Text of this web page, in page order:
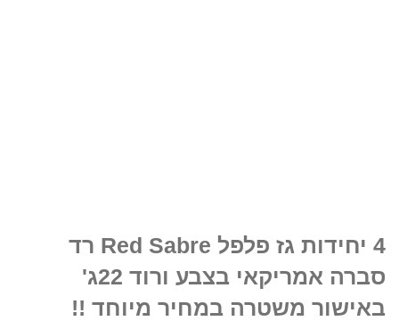
4 יחידות גז פלפל Red Sabre רד
סברה אמריקאי בצבע ורוד 22ג'
באישור משטרה במחיר מיוחד !!